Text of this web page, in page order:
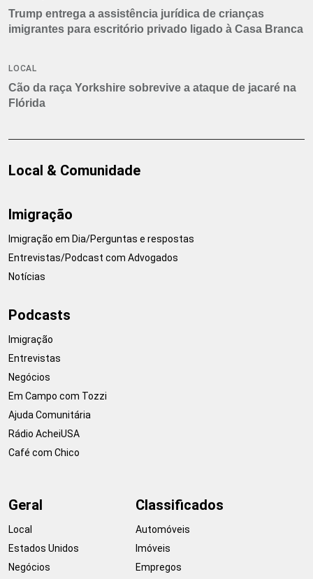
Trump entrega a assistência jurídica de crianças
imigrantes para escritório privado ligado à Casa Branca
LOCAL
Cão da raça Yorkshire sobrevive a ataque de jacaré na
Flórida
Local & Comunidade
Imigração
Imigração em Dia/Perguntas e respostas
Entrevistas/Podcast com Advogados
Notícias
Podcasts
Imigração
Entrevistas
Negócios
Em Campo com Tozzi
Ajuda Comunitária
Rádio AcheiUSA
Café com Chico
Geral
Local
Estados Unidos
Negócios
Classificados
Automóveis
Imóveis
Empregos